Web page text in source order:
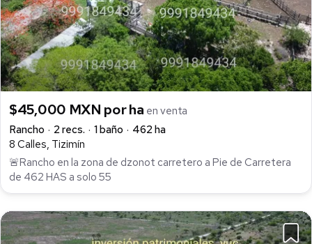
$45,000 MXN por ha en venta
Rancho
2 recs. 1 baño
462 ha
8 Calles, Tizimín
🚨Rancho en la zona de dzonot carretero a Pie de Carretera
de 462 HAS a solo 55